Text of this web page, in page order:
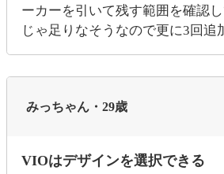
ーカーを引いて残す範囲を確認
じゃ足りなそうなので更に3回追
みっちゃん・29歳
VIOはデザインを選択できる